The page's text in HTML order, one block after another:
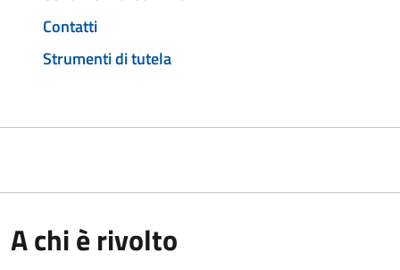
Contatti
Strumenti di tutela
A chi è rivolto